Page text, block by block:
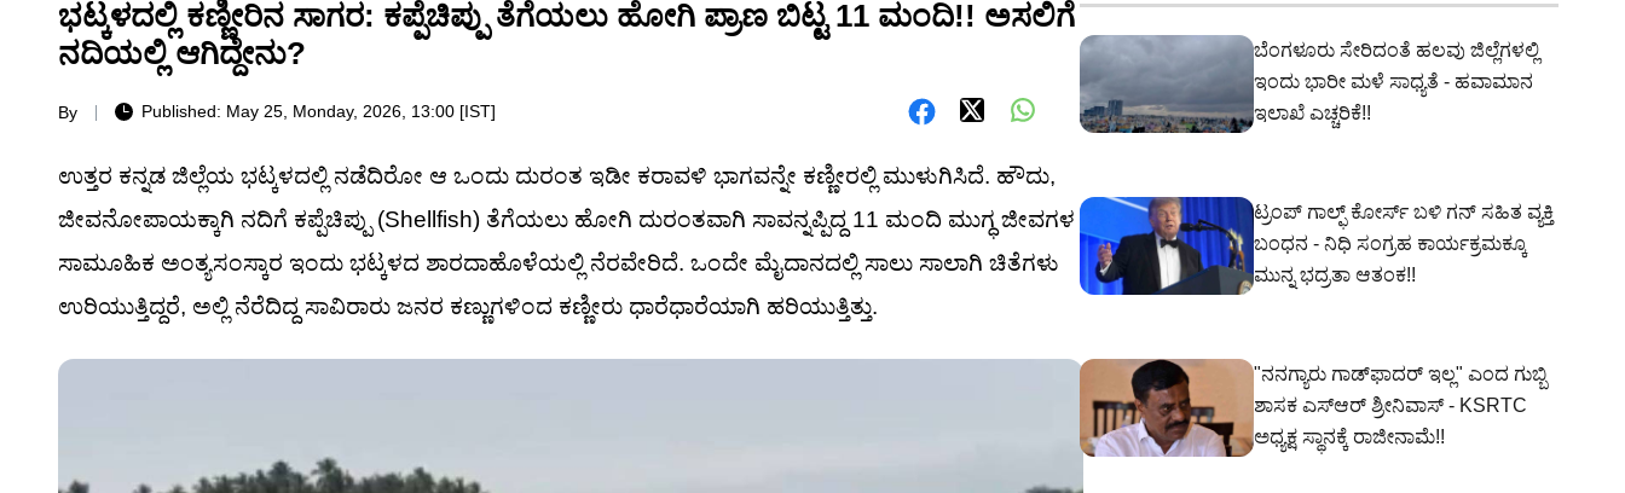
ಭಟ್ಕಳದಲ್ಲಿ ಕಣ್ಣೀರಿನ ಸಾಗರ: ಕಪ್ಪೆಚಿಪ್ಪು ತೆಗೆಯಲು ಹೋಗಿ ಪ್ರಾಣ ಬಿಟ್ಟ 11 ಮಂದಿ!! ಅಸಲಿಗೆ
ನದಿಯಲ್ಲಿ ಆಗಿದ್ದೇನು?
By Published: May 25, Monday, 2026, 13:00 [IST]
ಉತ್ತರ ಕನ್ನಡ ಜಿಲ್ಲೆಯ ಭಟ್ಕಳದಲ್ಲಿ ನಡೆದಿರೋ ಆ ಒಂದು ದುರಂತ ಇಡೀ ಕರಾವಳಿ ಭಾಗವನ್ನೇ ಕಣ್ಣೀರಲ್ಲಿ ಮುಳುಗಿಸಿದೆ. ಹೌದು,
ಜೀವನೋಪಾಯಕ್ಕಾಗಿ ನದಿಗೆ ಕಪ್ಪೆಚಿಪ್ಪು (Shellfish) ತೆಗೆಯಲು ಹೋಗಿ ದುರಂತವಾಗಿ ಸಾವನ್ನಪ್ಪಿದ್ದ 11 ಮಂದಿ ಮುಗ್ಧ ಜೀವಗಳ
ಸಾಮೂಹಿಕ ಅಂತ್ಯಸಂಸ್ಕಾರ ಇಂದು ಭಟ್ಕಳದ ಶಾರದಾಹೊಳೆಯಲ್ಲಿ ನೆರವೇರಿದೆ. ಒಂದೇ ಮೈದಾನದಲ್ಲಿ ಸಾಲು ಸಾಲಾಗಿ ಚಿತೆಗಳು
ಉರಿಯುತ್ತಿದ್ದರೆ, ಅಲ್ಲಿ ನೆರೆದಿದ್ದ ಸಾವಿರಾರು ಜನರ ಕಣ್ಣುಗಳಿಂದ ಕಣ್ಣೀರು ಧಾರೆಧಾರೆಯಾಗಿ ಹರಿಯುತ್ತಿತ್ತು.
ಬೆಂಗಳೂರು ಸೇರಿದಂತೆ ಹಲವು ಜಿಲ್ಲೆಗಳಲ್ಲಿ
ಇಂದು ಭಾರೀ ಮಳೆ ಸಾಧ್ಯತೆ - ಹವಾಮಾನ
ಇಲಾಖೆ ಎಚ್ಚರಿಕೆ!!
ಟ್ರಂಪ್ ಗಾಲ್ಫ್ ಕೋರ್ಸ್ ಬಳಿ ಗನ್‌ ಸಹಿತ ವ್ಯಕ್ತಿ
ಬಂಧನ - ನಿಧಿ ಸಂಗ್ರಹ ಕಾರ್ಯಕ್ರಮಕ್ಕೂ
ಮುನ್ನ ಭದ್ರತಾ ಆತಂಕ!!
"ನನಗ್ಯಾರು ಗಾಡ್‌ಫಾದರ್ ಇಲ್ಲ" ಎಂದ ಗುಬ್ಬಿ
ಶಾಸಕ ಎಸ್‌ಆರ್‌ ಶ್ರೀನಿವಾಸ್‌ - KSRTC
ಅಧ್ಯಕ್ಷ ಸ್ಥಾನಕ್ಕೆ ರಾಜೀನಾಮೆ!!